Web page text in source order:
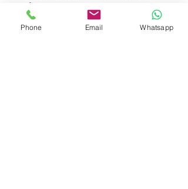
Farbe
navy
Material
Aluminium
Phone Email Whatsapp